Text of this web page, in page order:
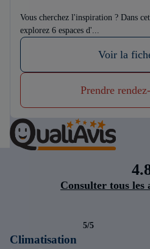
Vous cherchez l'inspiration ? Dans
explorez 6 espaces d'...
Voir la
Prendre
Consulter tous les
5/5
Climatisation